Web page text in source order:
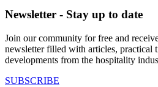
Newsletter - Stay up to date
Join our community for free and
newsletter filled with articles, practical
developments from the hospitality
SUBSCRIBE